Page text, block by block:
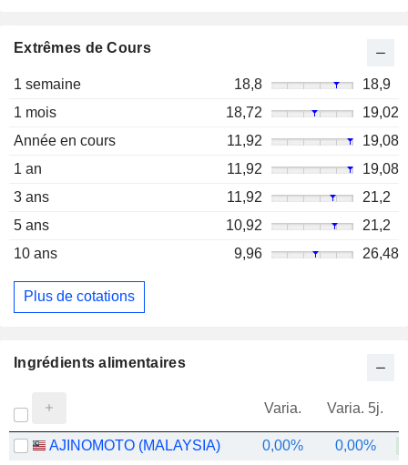
Extrêmes de Cours
1 semaine 18,8
18,9
1 mois
18,72
19,02
Année en cours
11,92
19,08
1 an
11,92
19,08
3 ans
11,92
21,2
5 ans
10,92
21,2
10 ans
9,96 26,48
Plus de cotations
Ingrédients alimentaires
Varia. Varia. 5j.
AJINOMOTO (MALAYSIA) 0,00% 0,00%